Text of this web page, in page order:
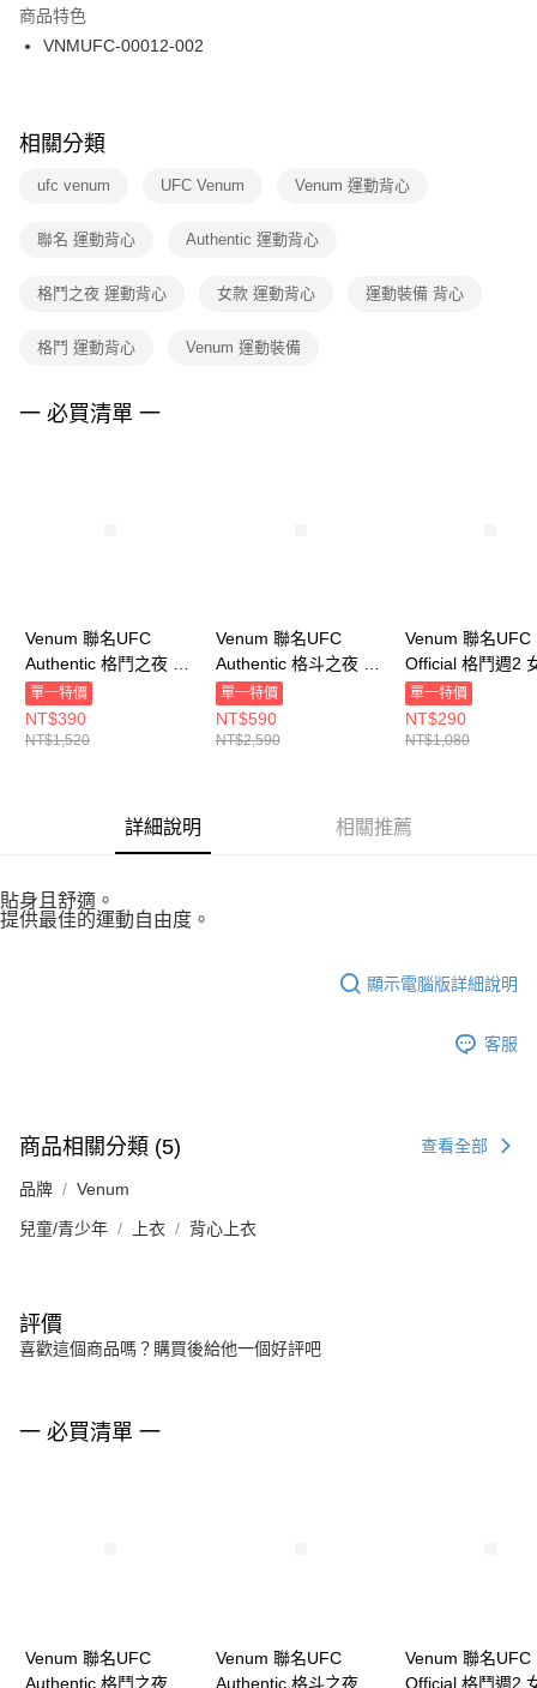
【「AFTEE先享後付」結帳流程】
３．收到繳費通知簡訊後14天內，點擊此簡訊中的連結，可透過四大超商／
ATM／網路銀行／等多元方式進行付款，方視為交易完成。
購買商品的店家。未經商家同意取消之訂單仍視為有效，需透過AFTEE先享
※ 交易是否成功請以「AFTEE先享後付 」之結帳頁面顯示為準，若有關於
１．透過由恩沛科技股份有限公司提供之「AFTEE先享後付」服務完成之交
２．關於個人資料處理事宜，請瀏覽以下網址：
宅配
商品特色
VNMUFC-00012-002
相關分類
ufc venum UFC Venum Venum 運動背心
聯名 運動背心 Authentic 運動背心
格鬥之夜 運動背心 女款 運動背心 運動裝備 背心
格鬥 運動背心 Venum 運動裝備
一 必買清單 一
Venum 聯名UFC
Authentic 格鬥之夜 女
運動背心 黑
VNMUFC-00012-001
單一特價
NT$390
NT$1,520
Venum 聯名UFC
Authentic 格斗之夜 女
運動褲 黑 VNMUFC-
00014-001
單一特價
NT$590
NT$2,590
Venum 聯名UFC
Official 格鬥週2
袖上衣 白
00076-002
單一特價
NT$290
NT$1,080
詳細說明 相關推薦
貼身且舒適。
提供最佳的運動自由度。
顯示電腦版詳細說明
客服
商品相關分類 (5) 查看全部
品牌 Venum
兒童/青少年 上衣 背心上衣
評價
喜歡這個商品嗎？購買後給他一個好評吧
一 必買清單 一
Venum 聯名UFC
Authentic 格鬥之夜 女
Venum 聯名UFC
Authentic 格斗之夜 女
Venum 聯名UFC
Official 格鬥週2